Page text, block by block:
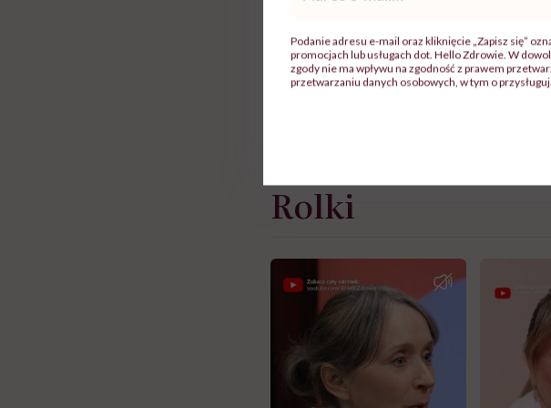
„Podrap skórę głowy paznokciem i
paznokciami. Jeśli umyjesz głowę,
miejscach, gdzie swędzi najbardziej,
prawdopodobieństwo, że tak [ten
Rolki
mail*
Podanie adresu e-mail oraz kliknięcie „Zapisz się”
promocjach lub usługach dot. Hello Zdrowie. W
zgody nie ma wpływu na zgodność z prawem
przetwarzaniu danych osobowych, w tym o